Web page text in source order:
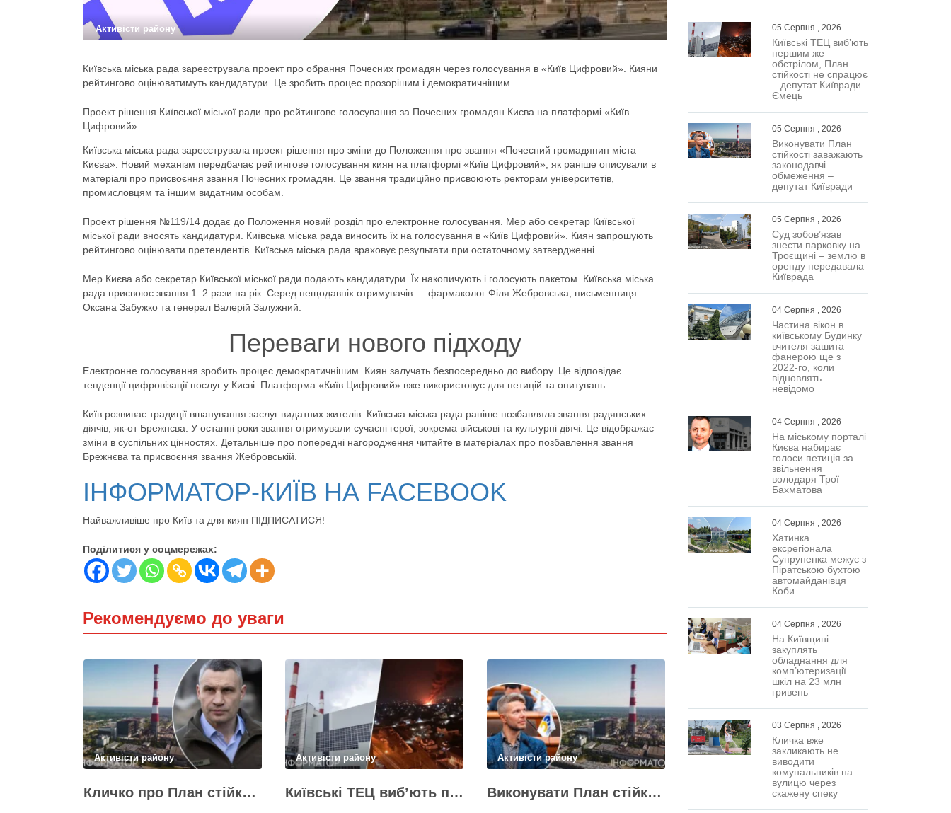
Активісти району
Київська міська рада зареєструвала проект про обрання Почесних громадян через голосування в «Київ Цифровий». Кияни
рейтингово оцінюватимуть кандидатури. Це зробить процес прозорішим і демократичнішим
Проект рішення Київської міської ради про рейтингове голосування за Почесних громадян Києва на платформі «Київ
Цифровий»
Київська міська рада зареєструвала проект рішення про зміни до Положення про звання «Почесний громадянин міста
Києва». Новий механізм передбачає рейтингове голосування киян на платформі «Київ Цифровий», як раніше описували в
матеріалі про присвоєння звання Почесних громадян. Це звання традиційно присвоюють ректорам університетів,
промисловцям та іншим видатним особам.
Проект рішення №119/14 додає до Положення новий розділ про електронне голосування. Мер або секретар Київської
міської ради вносять кандидатури. Київська міська рада виносить їх на голосування в «Київ Цифровий». Киян запрошують
рейтингово оцінювати претендентів. Київська міська рада враховує результати при остаточному затвердженні.
Мер Києва або секретар Київської міської ради подають кандидатури. Їх накопичують і голосують пакетом. Київська міська
рада присвоює звання 1–2 рази на рік. Серед нещодавніх отримувачів — фармаколог Філя Жебровська, письменниця
Оксана Забужко та генерал Валерій Залужний.
Переваги нового підходу
Електронне голосування зробить процес демократичнішим. Киян залучать безпосередньо до вибору. Це відповідає
тенденції цифровізації послуг у Києві. Платформа «Київ Цифровий» вже використовує для петицій та опитувань.
Київ розвиває традиції вшанування заслуг видатних жителів. Київська міська рада раніше позбавляла звання радянських
діячів, як-от Брежнєва. У останні роки звання отримували сучасні герої, зокрема військові та культурні діячі. Це відображає
зміни в суспільних цінностях. Детальніше про попередні нагородження читайте в матеріалах про позбавлення звання
Брежнєва та присвоєння звання Жебровській.
ІНФОРМАТОР-КИЇВ НА FACEBOOK
Найважливіше про Київ та для киян ПІДПИСАТИСЯ!
Поділитися у соцмережах:
Рекомендуємо до уваги
Активісти району
Кличко про План стійкості – ТЕЦ відновили вже на 65%, будується захист ІІ рівня
Активісти району
Київські ТЕЦ виб’ють першим же обстрілом, План стійкості не спрацює – депутат Київради Ємець
Активісти району
Виконувати План стійкості заважають законодавчі обмеження – депутат Київради
05 Серпня , 2026
Київські ТЕЦ виб’ють
першим же
обстрілом, План
стійкості не спрацює
– депутат Київради
Ємець
05 Серпня , 2026
Виконувати План
стійкості заважають
законодавчі
обмеження –
депутат Київради
05 Серпня , 2026
Суд зобов’язав
знести парковку на
Троєщині – землю в
оренду передавала
Київрада
04 Серпня , 2026
Частина вікон в
київському Будинку
вчителя зашита
фанерою ще з
2022-го, коли
відновлять –
невідомо
04 Серпня , 2026
На міському порталі
Києва набирає
голоси петиція за
звільнення
володаря Трої
Бахматова
04 Серпня , 2026
Хатинка
ексрегіонала
Супруненка межує з
Піратською бухтою
автомайданівця
Коби
04 Серпня , 2026
На Київщині
закуплять
обладнання для
комп’ютеризації
шкіл на 23 млн
гривень
03 Серпня , 2026
Кличка вже
закликають не
виводити
комунальників на
вулицю через
скажену спеку